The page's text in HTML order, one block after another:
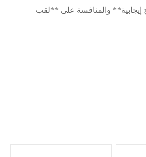
إيجابية** والمنافسة على **لقب